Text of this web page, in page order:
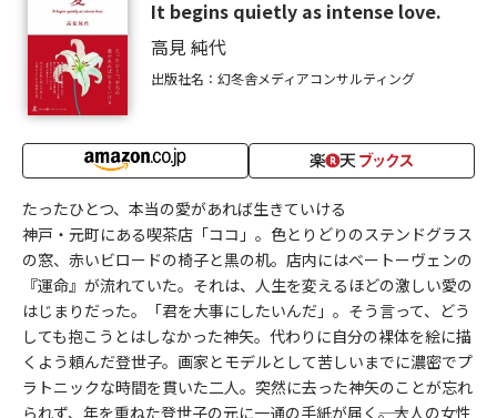
It begins quietly as intense love.
高見 純代
出版社名：幻冬舎メディアコンサルティング
たったひとつ、本当の愛があれば生きていける
神戸・元町にある喫茶店「ココ」。色とりどりのステンドグラス
の窓、赤いビロードの椅子と黒の机。店内にはベートーヴェンの
『運命』が流れていた。それは、人生を変えるほどの激しい愛の
はじまりだった。「君を大事にしたいんだ」。そう言って、どう
しても抱こうとはしなかった神矢。代わりに自分の裸体を絵に描
くよう頼んだ登世子。画家とモデルとして苦しいまでに濃密でプ
ラトニックな時間を貫いた二人。突然に去った神矢のことが忘れ
られず、年を重ねた登世子の元に一通の手紙が届く――。大人の女性